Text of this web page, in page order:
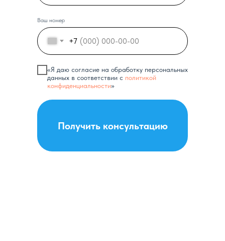
Ваш номер
+7
«Я даю согласие на обработку персональных
данных в соответствии с политикой
конфиденциальности»
Получить консультацию